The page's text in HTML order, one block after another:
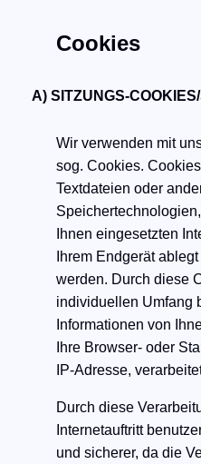
Cookies
A) SITZUNGS-
Wir verwenden mit
sog. Cookies.
Textdateien oder
Ihnen eingesetzten
Ihrem Endgerät
werden. Durch diese
individuellen Umfang
Informationen von
Ihre Browser- oder
IP-Adresse,
Durch diese
Internetauftritt
und sicherer, da die